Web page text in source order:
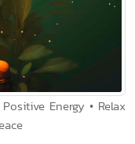
Energy • Relax